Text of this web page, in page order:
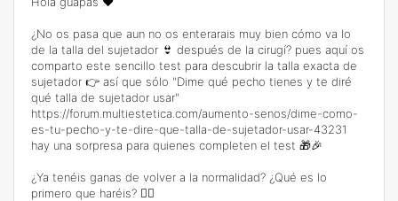
¿No os pasa que aun no os enterarais muy bien cómo va lo
de la talla del sujetador 👙 después de la cirugí? pues aquí os
comparto este sencillo test para descubrir la talla exacta de
sujetador 👉 así que sólo "Dime qué pecho tienes y te diré
qué talla de sujetador usar"
https://forum.multiestetica.com/aumento-senos/dime-como-
es-tu-pecho-y-te-dire-que-talla-de-sujetador-usar-43231
hay una sorpresa para quienes completen el test 🎁🎉
¿Ya tenéis ganas de volver a la normalidad? ¿Qué es lo
primero que haréis? 🤷‍♂️